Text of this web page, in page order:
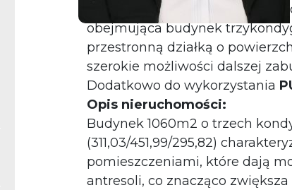
Na sprzedaż wyjątkowa
obejmująca budynek
przestronną działką o
szerokie możliwości dalszej
Dodatkowo do wykorzystania
Opis nieruchomości:
Budynek 1060m2 o trzech
(311,03/451,99/295,82)
pomieszczeniami, które dają
antresoli, co znacząco